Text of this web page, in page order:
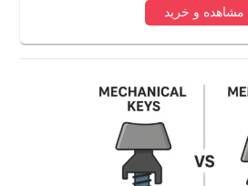
مشاهده و خرید